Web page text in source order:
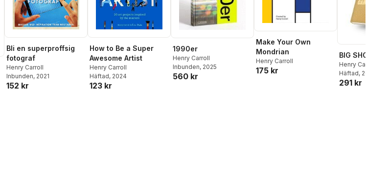
Bli en superproffsig
fotograf
Henry Carroll
Inbunden, 2021
152 kr
How to Be a Super
Awesome Artist
Henry Carroll
Häftad, 2024
123 kr
1990er
Henry Carroll
Inbunden, 2025
560 kr
Make Your Own
Mondrian
Henry Carroll
175 kr
BIG SHOTS!
Henry Carroll
Häftad, 2018
291 kr